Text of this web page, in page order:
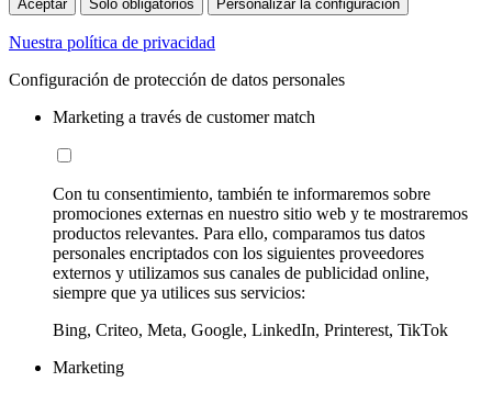
Aceptar Sólo obligatorios Personalizar la configuración
Nuestra política de privacidad
Configuración de protección de datos personales
Marketing a través de customer match
Con tu consentimiento, también te informaremos sobre
promociones externas en nuestro sitio web y te mostraremos
productos relevantes. Para ello, comparamos tus datos
personales encriptados con los siguientes proveedores
externos y utilizamos sus canales de publicidad online,
siempre que ya utilices sus servicios:
Bing, Criteo, Meta, Google, LinkedIn, Printerest, TikTok
Marketing